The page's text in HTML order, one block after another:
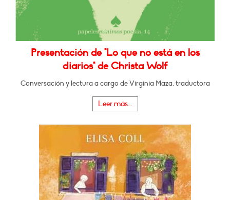
Presentación de "Lo que no está en los
diarios" de Christa Wolf
Conversación y lectura a cargo de Virginia Maza, traductora
Leer más...